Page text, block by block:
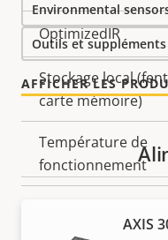
OptimizedIR
Stockage local
carte mémoire)
Température de
fonctionnement
Environmental
Outils et suppléments
AFFICHER LES
AXIS